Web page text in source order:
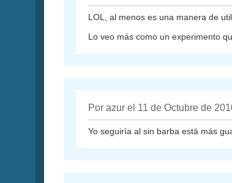
LOL, al menos es una manera de
Lo veo más como un experimento
Por azur el 11 de Octubre de
Yo seguiría al sin barba está más